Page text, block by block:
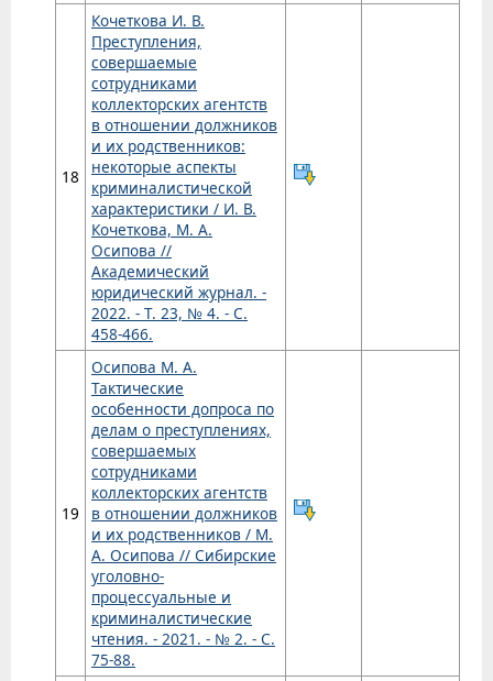
18
Кочеткова И. В.
Преступления,
совершаемые
сотрудниками
коллекторских агентств
в отношении должников
и их родственников:
некоторые аспекты
криминалистической
характеристики / И. В.
Кочеткова, М. А.
Осипова //
Академический
юридический журнал. -
2022. - Т. 23, № 4. - С.
458-466.
19
Осипова М. А.
Тактические
особенности допроса по
делам о преступлениях,
совершаемых
сотрудниками
коллекторских агентств
в отношении должников
и их родственников / М.
А. Осипова // Сибирские
уголовно-
процессуальные и
криминалистические
чтения. - 2021. - № 2. - С.
75-88.